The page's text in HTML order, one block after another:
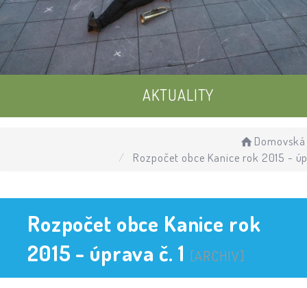
AKTUALITY
Rozpočet obce Kanice rok 2015 -
Rozpočet obce Kanice rok
2015 - úprava č. 1 [ARCHIV]